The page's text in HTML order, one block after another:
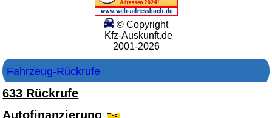
© Copyright
Kfz-Auskunft.de
2001-2026
Fahrzeug-Rückrufe
633 Rückrufe
Autofinanzierung